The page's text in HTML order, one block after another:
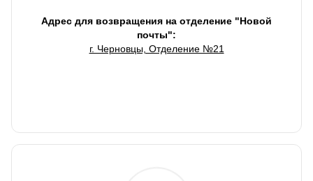
Адрес для возвращения на отделение "Новой
почты":
г. Черновцы, Отделение №21